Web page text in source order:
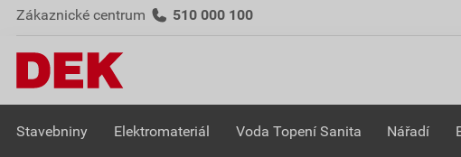
Zákaznické centrum 510 000 100
Stavebniny Elektromateriál Voda Topení Sanita Nářadí